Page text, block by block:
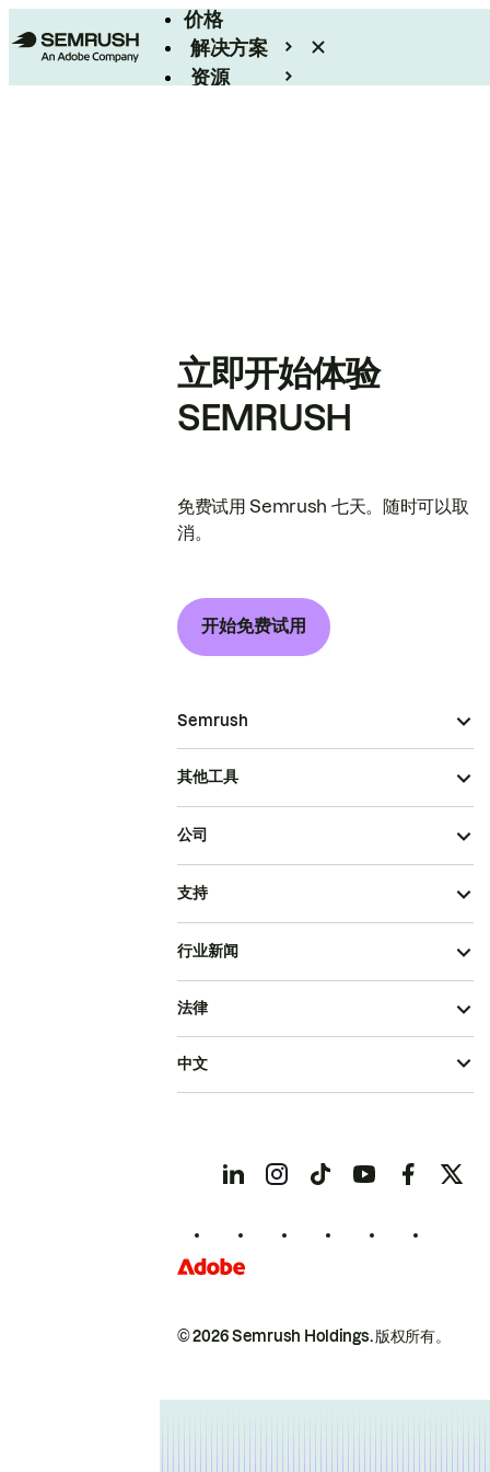
价格
解决方案
资源
立即开始体验
SEMRUSH
免费试用 Semrush 七天。随时可以取
消。
开始免费试用
Semrush
其他工具
公司
支持
行业新闻
© 2026 Semrush Holdings.版权所有。
法律
中文